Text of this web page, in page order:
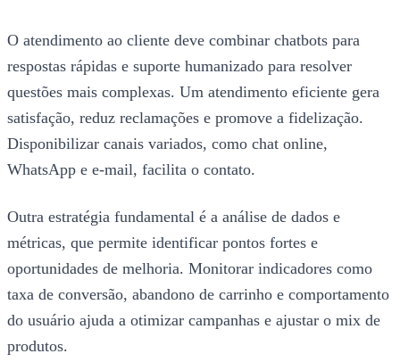
O atendimento ao cliente deve combinar chatbots para
respostas rápidas e suporte humanizado para resolver
questões mais complexas. Um atendimento eficiente gera
satisfação, reduz reclamações e promove a fidelização.
Disponibilizar canais variados, como chat online,
WhatsApp e e-mail, facilita o contato.
Outra estratégia fundamental é a análise de dados e
métricas, que permite identificar pontos fortes e
oportunidades de melhoria. Monitorar indicadores como
taxa de conversão, abandono de carrinho e comportamento
do usuário ajuda a otimizar campanhas e ajustar o mix de
produtos.